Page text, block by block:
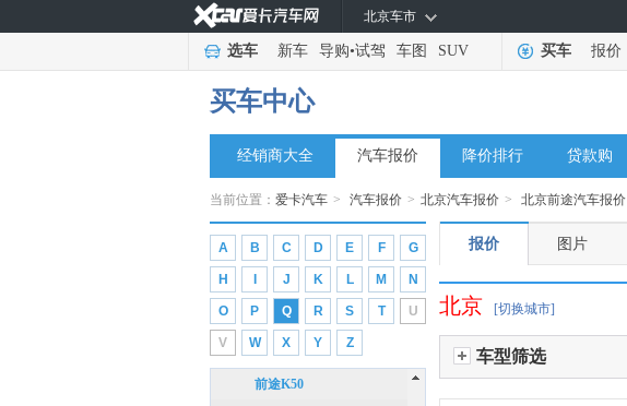
北京车市
选车 新车 导购•试驾 车图 SUV 买车 报价
买车中心
经销商大全 汽车报价 降价排行 贷款购
当前位置： 爱卡汽车 > 汽车报价 > 北京汽车报价 > 北京前途汽车报价
A B C D E F G
H J K L M N
O P Q R S T U
V W X Y Z
P
Polestar极星 (4)
Q
起亚(12)
奇瑞 (34)
奇瑞新能源(6)
启辰 (10)
前途汽车 (2)
前途汽车(2)
前途K20
前途K50
报价 图片
北京 [切换城市]
车型筛选